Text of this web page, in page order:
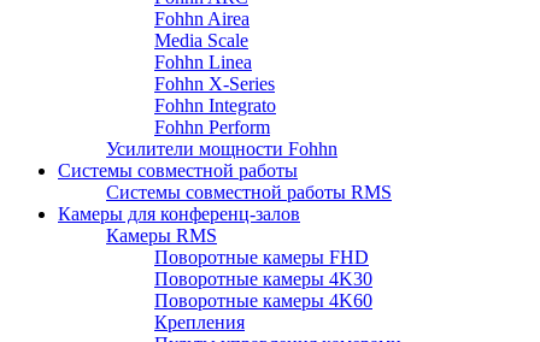
Fohhn Airea
Media Scale
Fohhn Linea
Fohhn X-Series
Fohhn Integrato
Fohhn Perform
Усилители мощности Fohhn
Системы совместной работы
Системы совместной работы RMS
Камеры для конференц-залов
Камеры RMS
Поворотные камеры FHD
Поворотные камеры 4K30
Поворотные камеры 4K60
Крепления